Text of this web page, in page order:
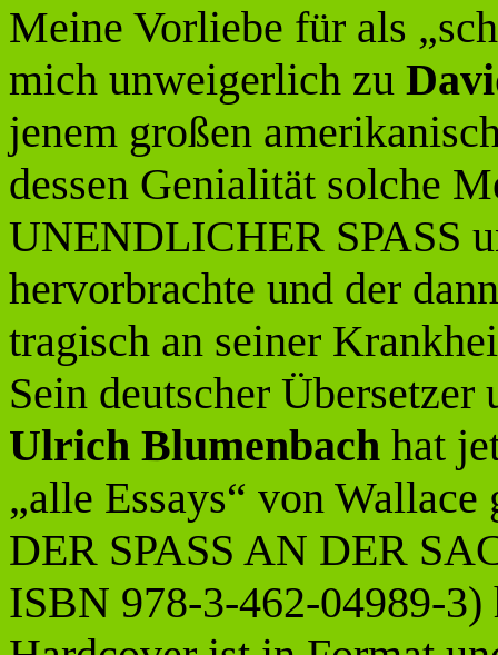
Meine Vorliebe für als
mich unweigerlich zu
jenem großen
dessen Genialität solche
UNENDLICHER SPASS
hervorbrachte und der
tragisch an seiner
Sein deutscher
Ulrich Blumenbach hat
„alle Essays“ von
DER SPASS AN DER
ISBN 978-3-462-04989-3)